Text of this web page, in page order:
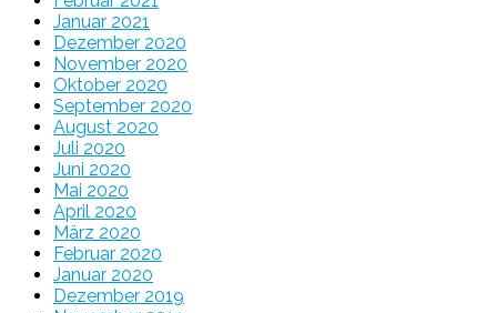
Januar 2021
Dezember 2020
November 2020
Oktober 2020
September 2020
August 2020
Juli 2020
Juni 2020
Mai 2020
April 2020
März 2020
Februar 2020
Januar 2020
Dezember 2019